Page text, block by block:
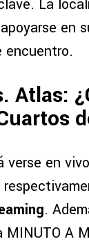
La
en
encuentro.
Atlas:
verse en vivo
.
A